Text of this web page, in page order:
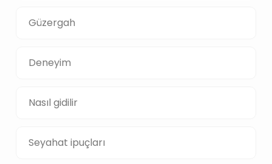
Güzergah
Deneyim
Nasıl gidilir
Seyahat ipuçları